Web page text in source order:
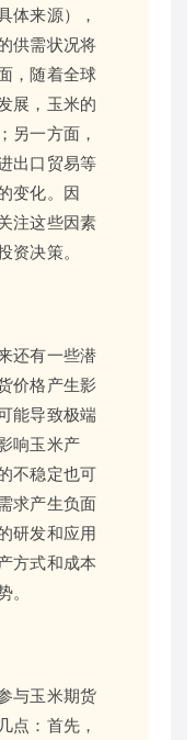
体来源），
供需状况将
，随着全球
展，玉米的
另一方面，
出口贸易等
变化。因
注这些因素
资决策。
还有一些潜
价格产生影
能导致极端
响玉米产
不稳定也可
求产生负面
研发和应用
方式和成本
与玉米期货
点：首先，